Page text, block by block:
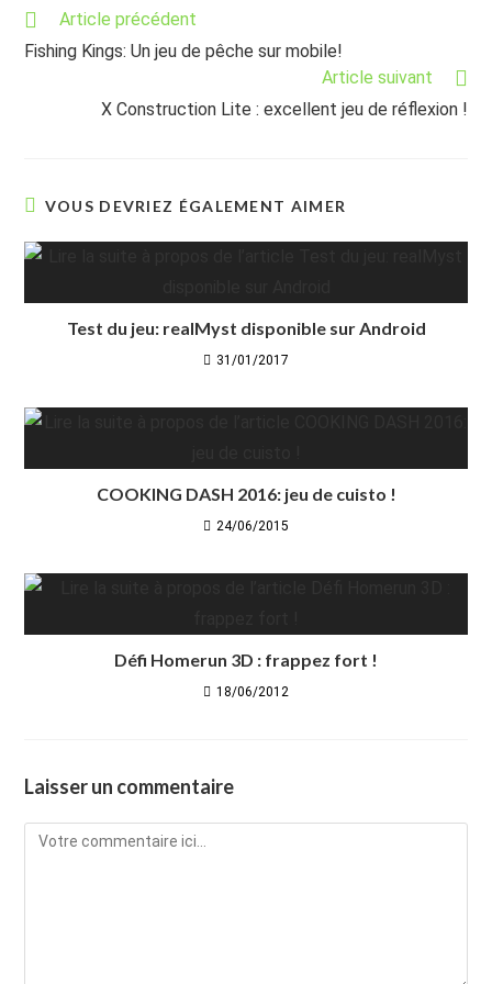
Read
articles
Article précédent
Fishing Kings: Un jeu de pêche sur mobile!
Article suivant
X Construction Lite : excellent jeu de réflexion !
VOUS DEVRIEZ ÉGALEMENT AIMER
Test du jeu: realMyst disponible sur Android
31/01/2017
COOKING DASH 2016: jeu de cuisto !
24/06/2015
Défi Homerun 3D : frappez fort !
18/06/2012
Laisser un commentaire
Comment